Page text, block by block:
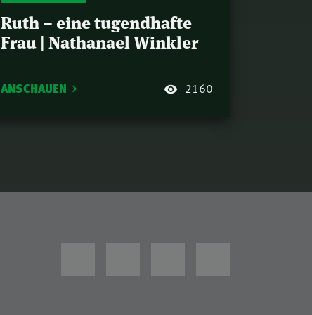
Ruth – eine tugendhafte
Frau | Nathanael Winkler
ANSCHAUEN 2160